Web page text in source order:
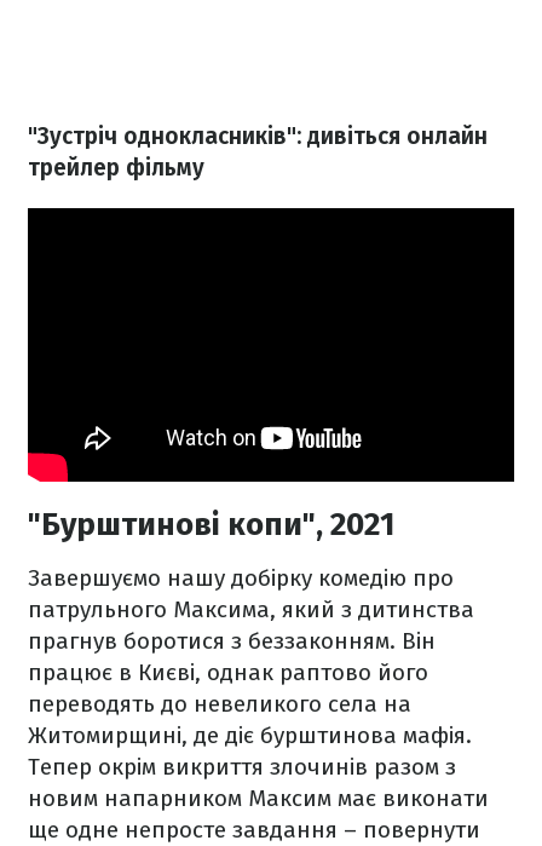
"Зустріч однокласників": дивіться онлайн
трейлер фільму
"Бурштинові копи", 2021
Завершуємо нашу добірку комедію про
патрульного Максима, який з дитинства
прагнув боротися з беззаконням. Він
працює в Києві, однак раптово його
переводять до невеликого села на
Житомирщині, де діє бурштинова мафія.
Тепер окрім викриття злочинів разом з
новим напарником Максим має виконати
ще одне непросте завдання – повернути